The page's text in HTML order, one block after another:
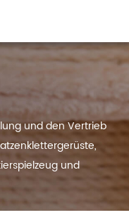
und den Vertrieb
und